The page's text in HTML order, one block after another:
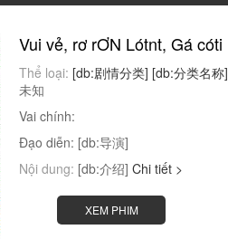
Vui vẻ, rơ rƠN Lótnt, Gá cóti
Thể loại: [db:剧情分类] [db:分类名称]
未知
Vai chính:
Đạo diễn: [db:导演]
Nội dung: [db:介绍] Chi tiết >
XEM PHIM